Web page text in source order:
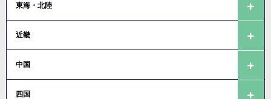
東海・北陸
近畿
中国
四国